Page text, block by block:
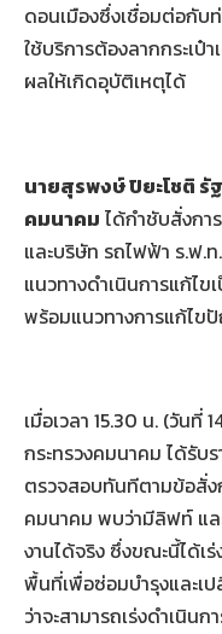
ดอนเมืองซึ่งเชื่อมต่อกับ
ใช้บริการต้องลากกระเ
ผลให้เกิดอุบัติเหตุได้
นายสุรพงษ์ ปิยะโชติ รั
คมนาคม ได้กำชับสั่งกา
และบริษัท รถไฟฟ้า ร.ฟ.
แนวทางดำเนินการแก้ไข
พร้อมแนวทางการแก้ไข
เมื่อเวลา 15.30 น. (วันที่
กระทรวงคมนาคม ได้รับ
ตรวจสอบทันทีตามข้อสั่ง
คมนาคม พบว่ามีลิฟท์ แล
งานได้จริง ซึ่งขณะนี้ได้เ
พื้นที่เพื่อซ่อมบำรุงและเ
ว่าจะสามารถเร่งดำเนิน